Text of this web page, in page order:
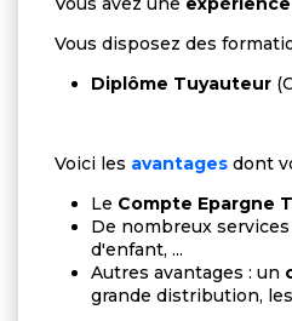
Vous disposez des
Diplôme Tuyauteur
Voici les avantages dont
Le Compte Epargne
De nombreux
d'enfant, ...
Autres avantages : un
grande distribution,